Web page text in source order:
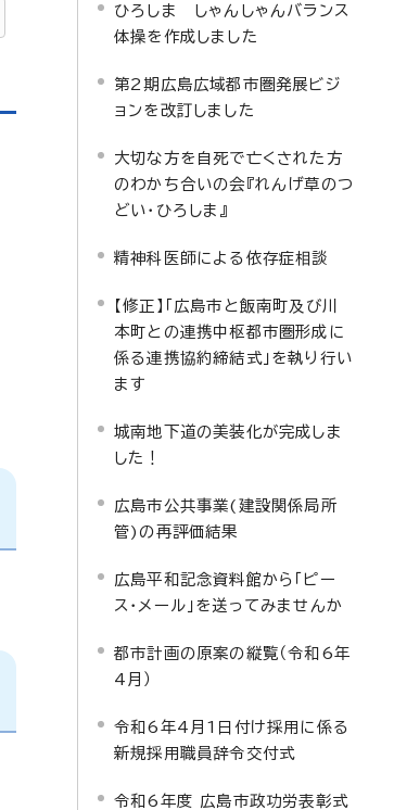
ひろしま しゃんしゃんバランス
体操を作成しました
第2期広島広域都市圏発展ビジ
ョンを改訂しました
大切な方を自死で亡くされた方
のわかち合いの会『れんげ草のつ
どい・ひろしま』
精神科医師による依存症相談
【修正】「広島市と飯南町及び川
本町との連携中枢都市圏形成に
係る連携協約締結式」を執り行い
ます
城南地下道の美装化が完成しま
した！
広島市公共事業(建設関係局所
管)の再評価結果
広島平和記念資料館から「ピー
ス・メール」を送ってみませんか
都市計画の原案の縦覧（令和6年
4月）
令和6年4月1日付け採用に係る
新規採用職員辞令交付式
令和6年度 広島市政功労表彰式